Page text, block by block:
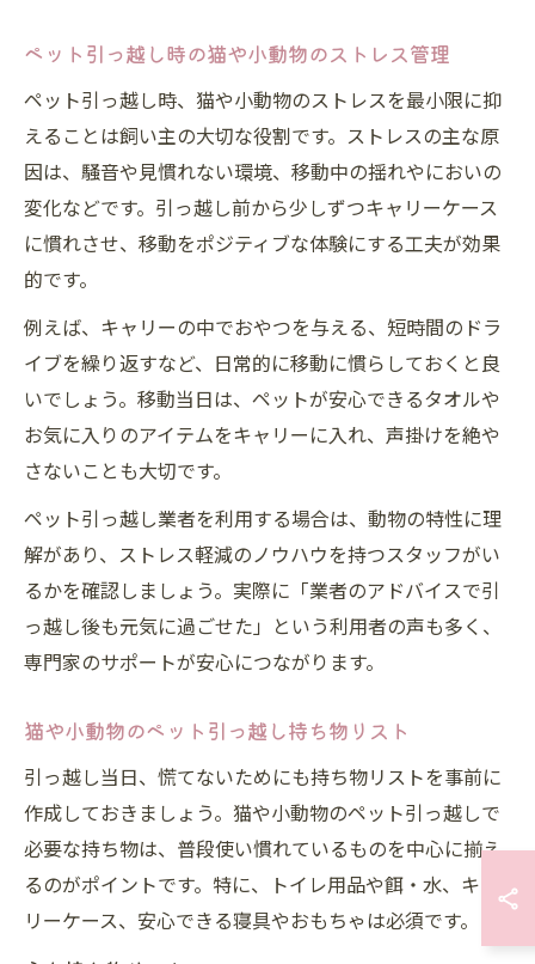
ペット引っ越し時の猫や小動物のストレス管理
ペット引っ越し時、猫や小動物のストレスを最小限に抑
えることは飼い主の大切な役割です。ストレスの主な原
因は、騒音や見慣れない環境、移動中の揺れやにおいの
変化などです。引っ越し前から少しずつキャリーケース
に慣れさせ、移動をポジティブな体験にする工夫が効果
的です。
例えば、キャリーの中でおやつを与える、短時間のドラ
イブを繰り返すなど、日常的に移動に慣らしておくと良
いでしょう。移動当日は、ペットが安心できるタオルや
お気に入りのアイテムをキャリーに入れ、声掛けを絶や
さないことも大切です。
ペット引っ越し業者を利用する場合は、動物の特性に理
解があり、ストレス軽減のノウハウを持つスタッフがい
るかを確認しましょう。実際に「業者のアドバイスで引
っ越し後も元気に過ごせた」という利用者の声も多く、
専門家のサポートが安心につながります。
猫や小動物のペット引っ越し持ち物リスト
引っ越し当日、慌てないためにも持ち物リストを事前に
作成しておきましょう。猫や小動物のペット引っ越しで
必要な持ち物は、普段使い慣れているものを中心に揃え
るのがポイントです。特に、トイレ用品や餌・水、キャ
リーケース、安心できる寝具やおもちゃは必須です。